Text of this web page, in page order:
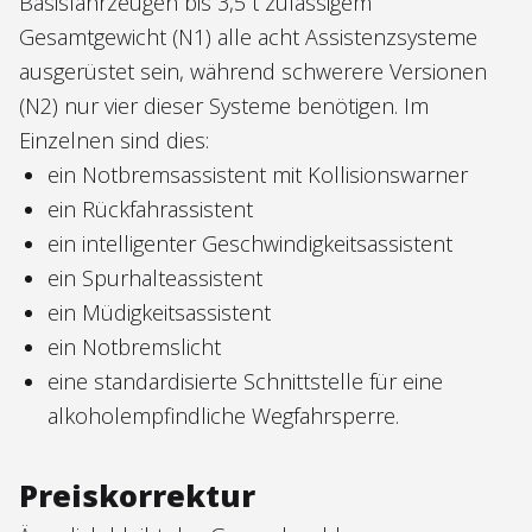
Gesamtgewicht (N1) alle acht Assistenzsysteme
ausgerüstet sein, während schwerere Versionen
(N2) nur vier dieser Systeme benötigen. Im
Einzelnen sind dies:
ein Notbremsassistent mit Kollisionswarner
ein Rückfahrassistent
ein intelligenter Geschwindigkeitsassistent
ein Spurhalteassistent
ein Müdigkeitsassistent
ein Notbremslicht
eine standardisierte Schnittstelle für eine
alkoholempfindliche Wegfahrsperre.
Preiskorrektur